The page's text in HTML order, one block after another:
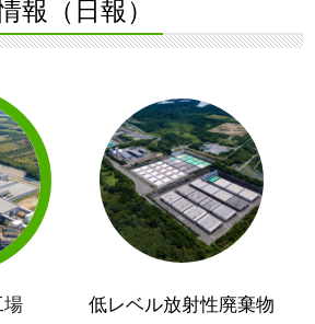
報（日報）
場
低レベル放射性廃棄物